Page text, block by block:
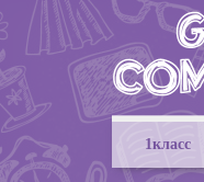
1класс